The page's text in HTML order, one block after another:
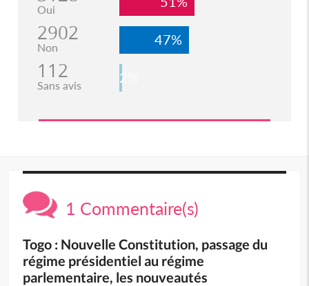
Oui
2902
Non 47%
112
Sans avis 2%
1 Commentaire(s)
Togo : Nouvelle Constitution, passage du
régime présidentiel au régime
parlementaire, les nouveautés